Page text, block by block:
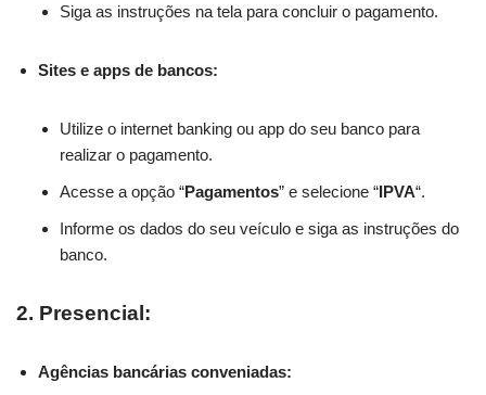
Siga as instruções na tela para concluir o pagamento.
Sites e apps de bancos:
Utilize o internet banking ou app do seu banco para
realizar o pagamento.
Acesse a opção “Pagamentos” e selecione “IPVA“.
Informe os dados do seu veículo e siga as instruções do
banco.
2. Presencial:
Agências bancárias conveniadas: